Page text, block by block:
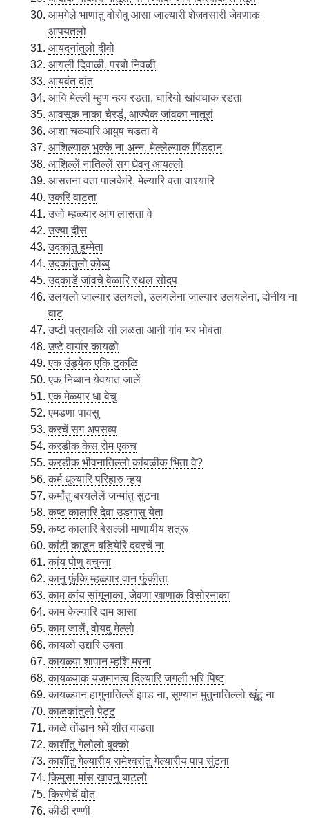
आमगेले भाणांतु वोरोवु आसा जाल्यारी शेजवसारी जेवणाक
आपयतलो
आयदनांतुलो दीवो
आयली दिवाळी, परबो निवळी
आयवंत दांत
आयि मेल्ली म्हुण न्हय रडता, घारियो खांवचाक रडता
आवसूक नाका चेरडूं, आज्येक जांवका नातूरां
आशा चळ्यारि आयुष चडता वे
आशिल्याक भुक्के ना अन्न, मेल्लेल्याक पिंडदान
आशिल्लें नातिल्लें सग घेवनु आयल्लो
आसतना वता पालकेरि, मेल्यारि वता वाश्यारि
उकरि वाटता
उजो म्हळ्यार आंग लासता वे
उज्या दीस
उदकांतु हुम्मेता
उदकांतुलो कोब्बु
उदकाडें जांवचे वेळारि स्थल सोदप
उलयलो जाल्यार उलयलो, उलयलेना जाल्यार उलयलेना, दोनीय ना
वाट
उष्टी पत्रावळि सी लळता आनी गांव भर भोवंता
उष्टे वार्यार कायळो
एक उंड्येक एकि टुकळि
एक निब्बान येवयात जालें
एक मेळ्यार धा वेचु
एमडणा पावसु
करचें सग अपसव्य
करडीक केस रोम एकच
करडीक भीवनातिल्लो कांबळीक भिता वे?
कर्म धुल्यारि परिहारु न्हय
कर्मांतु बरयलेलें जन्मांतु सुंटना
कष्ट कालारि देवा उडगासु येता
कष्ट कालारि बेसल्ली माणायीय शत्रू
कांटी काडून बडियेरि दवरचें ना
कांय पोणु वचुन्ना
कानु फूंकि म्हळ्यार वान फुंकीता
काम कांय सांगूनाका, जेवणा खाणाक विसोरनाका
काम केल्यारि दाम आसा
काम जालें, वोयदु मेल्लो
कायळो उद्दारि उबता
कायळ्या शापान म्हशि मरना
कायळ्याक यजमानत्व दिल्यारि जगली भरि पिष्ट
कायळ्यान हागुनातिल्लें झाड ना, सूण्यान मुतुनातिल्लो खूंटु ना
काळकांतुलो पेट्टु
काळे तोंडान धवें शीत वाडता
काशींतु गेलोलो बुक्को
काशींतु गेल्यारीय रामेश्वरांतु गेल्यारीय पाप सुंटना
किमुसा मांस खावनु बाटलो
किरणेचें वोत
कीडी रण्णीं